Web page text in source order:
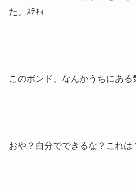
た。ｽﾃｷｨ
このボンド、なんかうちにある
おや？自分でできるな？これは